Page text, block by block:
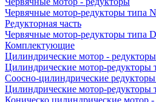
Червячные мотор-редукторы типа
Редукторная часть
Червячные мотор-редукторы типа
Комплектующие
Цилиндрические мотор - редукторы
Цилиндрические мотор-редукторы
Соосно-цилиндрические
Цилиндрические мотор-редукторы
Коническо цилиндрические мотор